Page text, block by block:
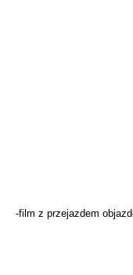
-film z przejazdem